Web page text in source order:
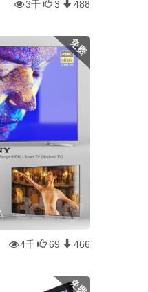
3千 3 488
4千 69 466